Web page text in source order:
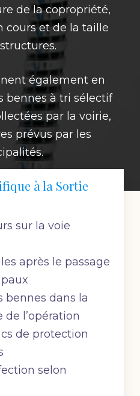
de la copropriété,
cours et de la taille
également en
bennes à tri sélectif
par la voirie,
prévus par les
à la Sortie
sur la voie
après le passage
bennes dans la
de l’opération
de protection
selon